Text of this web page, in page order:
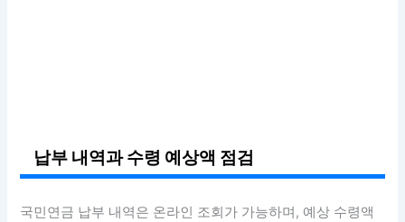
납부 내역과 수령 예상액 점검
국민연금 납부 내역은 온라인 조회가 가능하며, 예상 수령액